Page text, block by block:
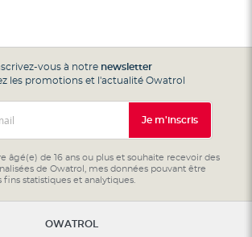
vous à notre newsletter
les promotions et l'actualité Owatrol
Je m'inscris
âgé(e) de 16 ans ou plus et souhaite recevoir des
de Owatrol, mes données pouvant être
fins statistiques et analytiques.
OWATROL